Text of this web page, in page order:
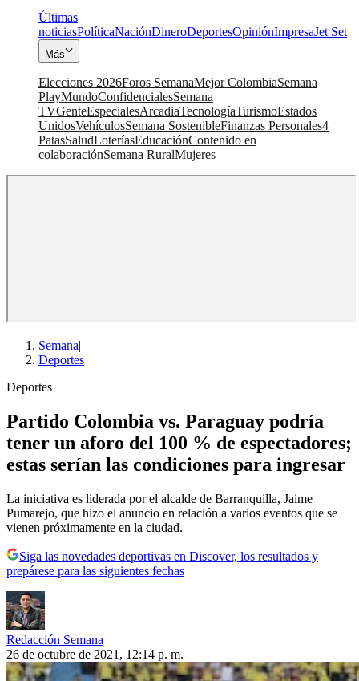
Últimas
noticiasPolíticaNaciónDineroDeportesOpiniónImpresaJet Set
Más
Elecciones 2026Foros SemanaMejor ColombiaSemana
PlayMundoConfidencialesSemana
TVGenteEspecialesArcadiaTecnologíaTurismoEstados
UnidosVehículosSemana SostenibleFinanzas Personales4
PatasSaludLoteríasEducaciónContenido en
colaboraciónSemana RuralMujeres
Semana|
Deportes
Deportes
Partido Colombia vs. Paraguay podría
tener un aforo del 100 % de espectadores;
estas serían las condiciones para ingresar
La iniciativa es liderada por el alcalde de Barranquilla, Jaime
Pumarejo, que hizo el anuncio en relación a varios eventos que se
vienen próximamente en la ciudad.
Siga las novedades deportivas en Discover, los resultados y
prepárese para las siguientes fechas
Redacción Semana
26 de octubre de 2021, 12:14 p. m.